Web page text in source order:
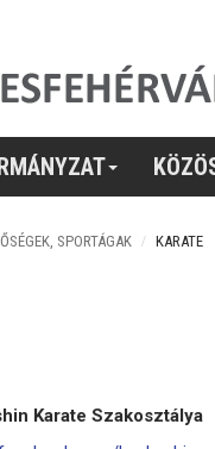
SPORTÁGAK KARATE
Karate Szakosztálya